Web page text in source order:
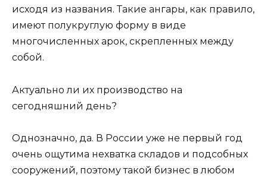
исходя из названия. Такие ангары, как правило,
имеют полукруглую форму в виде
многочисленных арок, скрепленных между
собой.
Актуально ли их производство на
сегодняшний день?
Однозначно, да. В России уже не первый год
очень ощутима нехватка складов и подсобных
сооружений, поэтому такой бизнес в любом